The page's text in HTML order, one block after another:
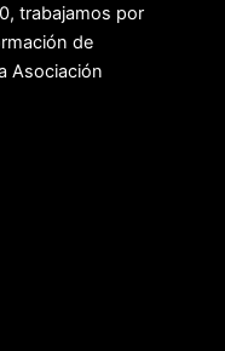
trabajamos por
de
Asociación